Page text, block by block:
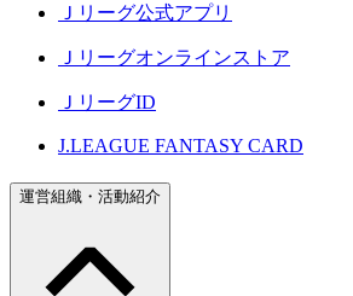
Ｊリーグ公式アプリ
Ｊリーグオンラインストア
ＪリーグID
J.LEAGUE FANTASY CARD
運営組織・活動紹介